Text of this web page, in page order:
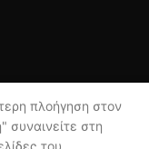
πλοήγηση στον
στη
του.